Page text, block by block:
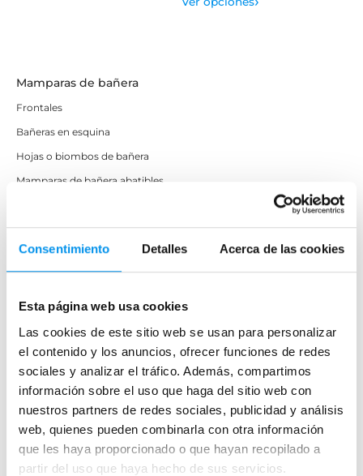
Consentimiento Detalles Acerca de las cookies
Esta página web usa cookies
Las cookies de este sitio web se usan para personalizar
el contenido y los anuncios, ofrecer funciones de redes
sociales y analizar el tráfico. Además, compartimos
información sobre el uso que haga del sitio web con
nuestros partners de redes sociales, publicidad y análisis
web, quienes pueden combinarla con otra información
que les haya proporcionado o que hayan recopilado a
partir del uso que haya hecho de sus servicios.
Mamparas de bañera
Frontales
Bañeras en esquina
Hojas o biombos de bañera
Mamparas de bañera abatibles
Mamparas de bañera sin perfilería
Plegables
Mamparas de ducha
Frontales
Mamparas cuadradas
Mamparas rectangulares
Semicirculares
Correderas sin perfiles